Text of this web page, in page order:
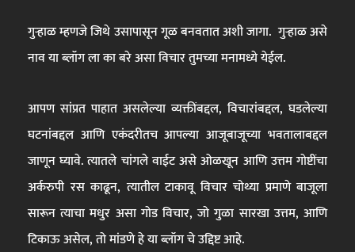
गुऱ्हाळ म्हणजे जिथे उसापासून गूळ बनवतात अशी जागा. गुऱ्हाळ असे
नाव या ब्लॉग ला का बरे असा विचार तुमच्या मनामध्ये येईल.
आपण सांप्रत पाहात असलेल्या व्यक्तींबद्दल, विचारांबद्दल, घडलेल्या
घटनांबद्दल आणि एकंदरीतच आपल्या आजूबाजूच्या भवतालाबद्दल
जाणून घ्यावे. त्यातले चांगले वाईट असे ओळखून आणि उत्तम गोष्टींचा
अर्करुपी रस काढून, त्यातील टाकावू विचार चोथ्या प्रमाणे बाजूला
सारून त्याचा मधुर असा गोड विचार, जो गुळा सारखा उत्तम, आणि
टिकाऊ असेल, तो मांडणे हे या ब्लॉग चे उद्दिष्ट आहे.